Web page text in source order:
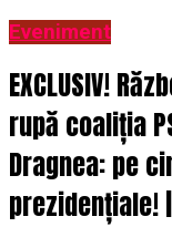
Eveniment
EXCLUSIV!
rupă coaliția
Dragnea: pe
prezidențiale!